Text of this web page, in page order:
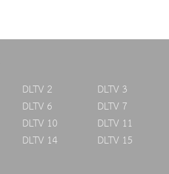
DLTV 2 DLTV 3
DLTV 6 DLTV 7
DLTV 10 DLTV 11
DLTV 14 DLTV 15